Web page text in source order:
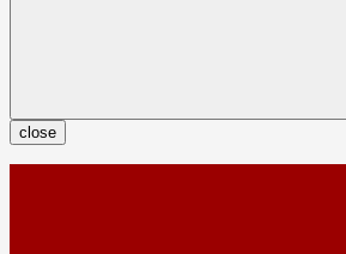
close